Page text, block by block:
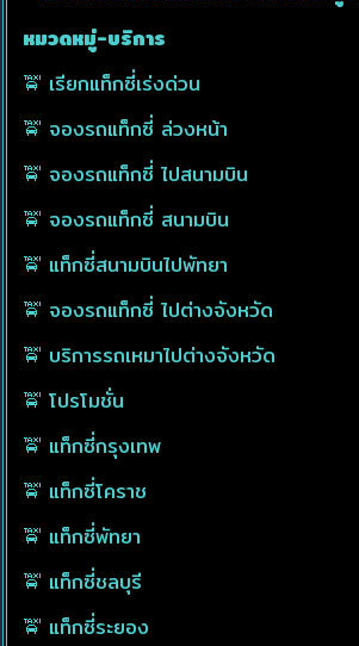
ตอบ ได้ครับ เรามีทีมงาน ให้คำแน
เที่ยว และชำนาญเส้นทางไว้บริการ
🥰ชำระค่าโดยสาร ผ่านบัตรเคร
ตอบ ได้ครับ ลูกค้าใช้ app
ธนาคาร สแกนคิวอาร์โค้ดบัตรเคร
คิดค่าธรรมเนียม
หมวดหมู่-บริการ
🚖 เรียกแท็กซี่เร่งด่วน
🚖 จองรถแท็กซี่ ล่วงหน้า
🚖 จองรถแท็กซี่ ไปสนามบิน
🚖 จองรถแท็กซี่ สนามบิน
🚖 แท็กซี่สนามบินไปพัทยา
🚖 จองรถแท็กซี่ ไปต่างจังหวัด
🚖 บริการรถเหมาไปต่างจังหวัด
🚖 โปรโมชั่น
🚖 แท็กซี่กรุงเทพ
🚖 แท็กซี่โคราช
🚖 แท็กซี่พัทยา
🚖 แท็กซี่ชลบุรี
🚖 แท็กซี่ระยอง